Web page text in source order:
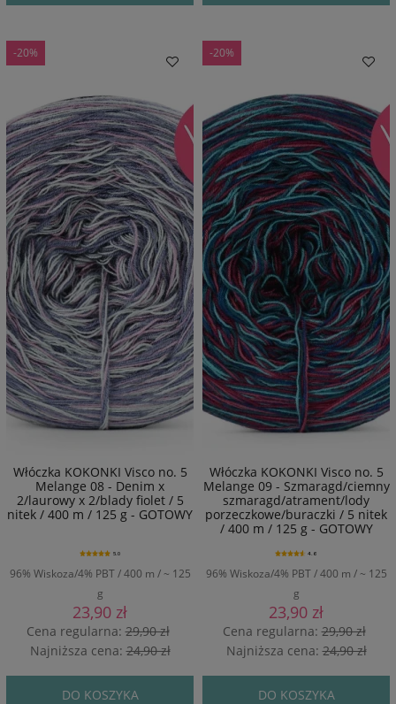
Włóczka KOKONKI Visco no. 5
Melange 08 - Denim x
2/laurowy x 2/blady fiolet / 5
nitek / 400 m / 125 g - GOTOWY
96% Wiskoza/4% PBT / 400 m / ~ 125
g
5.0
23,90 zł
Cena regularna:29,90 zł
Najniższa cena:24,90 zł
DO KOSZYKA
-20%
Włóczka KOKONKI Visco no. 5
Melange 09 - Szmaragd/ciemny
szmaragd/atrament/lody
porzeczkowe/buraczki / 5 nitek
/ 400 m / 125 g - GOTOWY
96% Wiskoza/4% PBT / 400 m / ~ 125
g
4.6
23,90 zł
Cena regularna:29,90 zł
Najniższa cena:24,90 zł
DO KOSZYKA
-20%